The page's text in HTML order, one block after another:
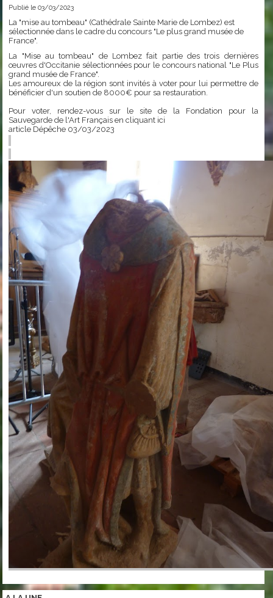
Publié le 03/03/2023
La "mise au tombeau" (Cathédrale Sainte Marie de Lombez) est
sélectionnée dans le cadre du concours "Le plus grand musée de
France".
La "Mise au tombeau" de Lombez fait partie des trois dernières
œuvres d'Occitanie sélectionnées pour le concours national "Le Plus
grand musée de France".
Les amoureux de la région sont invités à voter pour lui permettre de
bénéficier d'un soutien de 8000€ pour sa restauration.
Pour voter, rendez-vous sur le site de la Fondation pour la
Sauvegarde de l'Art Français encliquant ici
article Dépêche 03/03/2023